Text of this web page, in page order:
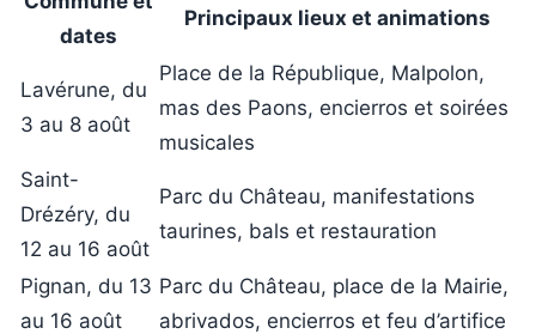
dates
Principaux lieux et animations
Lavérune, du
3 au 8 août
Place de la République, Malpolon,
mas des Paons, encierros et soirées
musicales
Saint-
Drézéry, du
12 au 16 août
Parc du Château, manifestations
taurines, bals et restauration
Pignan, du 13
au 16 août
Parc du Château, place de la Mairie,
abrivados, encierros et feu d’artifice